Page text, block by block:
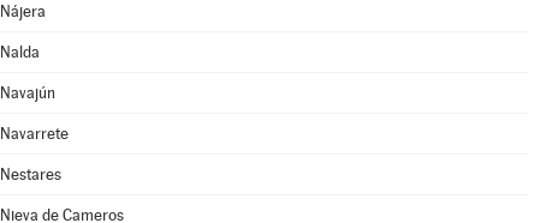
Nájera
Nalda
Navajún
Navarrete
Nestares
Nieva de Cameros